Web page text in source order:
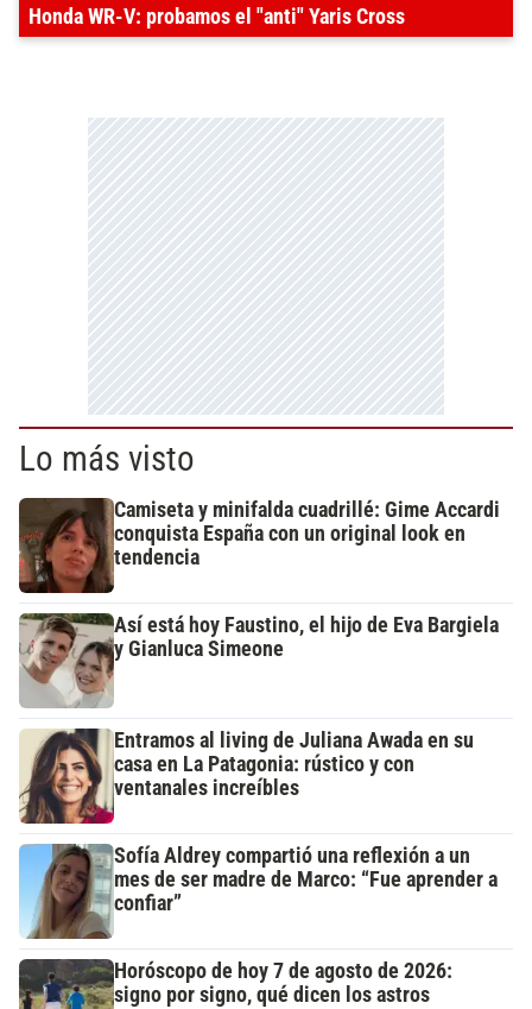
Honda WR-V: probamos el "anti" Yaris Cross
Lo más visto
Camiseta y minifalda cuadrillé: Gime Accardi
conquista España con un original look en
tendencia
Así está hoy Faustino, el hijo de Eva Bargiela
y Gianluca Simeone
Entramos al living de Juliana Awada en su
casa en La Patagonia: rústico y con
ventanales increíbles
Sofía Aldrey compartió una reflexión a un
mes de ser madre de Marco: “Fue aprender a
confiar”
Horóscopo de hoy 7 de agosto de 2026:
signo por signo, qué dicen los astros